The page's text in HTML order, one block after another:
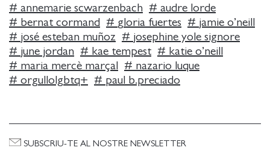
# annemarie scwarzenbach # audre lorde
# bernat cormand # gloria fuertes # jamie o’neill
# josé esteban muñoz # josephine yole signore
# june jordan # kae tempest # katie o’neill
# maria mercè marçal # nazario luque
# orgullolgbtq+ # paul b.preciado
SUBSCRIU-TE AL NOSTRE NEWSLETTER